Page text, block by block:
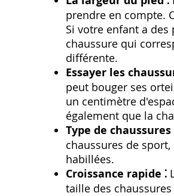
prendre en compte.
Si votre enfant a
chaussure qui
différente.
Essayer les
peut bouger ses
un centimètre
également que la
Type de chaussures
chaussures de
habillées.
Croissance rapide ⁚
taille des